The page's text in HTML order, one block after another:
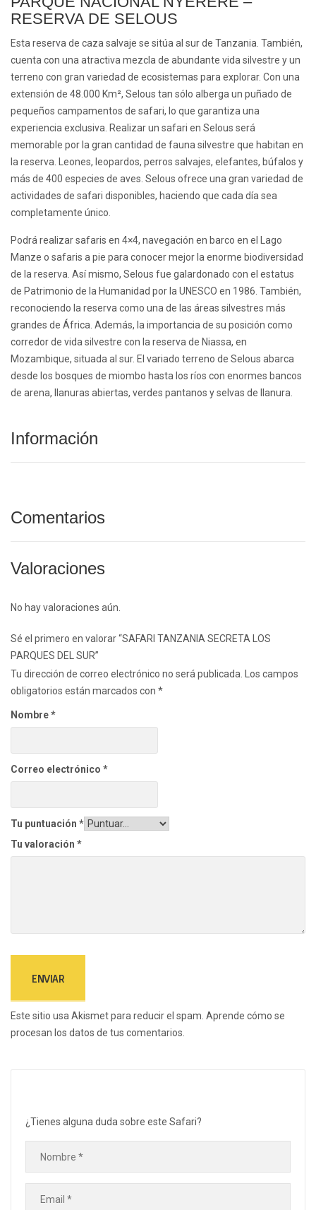
RESERVA DE SELOUS
Esta reserva de caza salvaje se sitúa al sur de Tanzania. También,
cuenta con una atractiva mezcla de abundante vida silvestre y un
terreno con gran variedad de ecosistemas para explorar. Con una
extensión de 48.000 Km², Selous tan sólo alberga un puñado de
pequeños campamentos de safari, lo que garantiza una
experiencia exclusiva. Realizar un safari en Selous será
memorable por la gran cantidad de fauna silvestre que habitan en
la reserva. Leones, leopardos, perros salvajes, elefantes, búfalos y
más de 400 especies de aves. Selous ofrece una gran variedad de
actividades de safari disponibles, haciendo que cada día sea
completamente único.
Podrá realizar safaris en 4×4, navegación en barco en el Lago
Manze o safaris a pie para conocer mejor la enorme biodiversidad
de la reserva. Así mismo, Selous fue galardonado con el estatus
de Patrimonio de la Humanidad por la UNESCO en 1986. También,
reconociendo la reserva como una de las áreas silvestres más
grandes de África. Además, la importancia de su posición como
corredor de vida silvestre con la reserva de Niassa, en
Mozambique, situada al sur. El variado terreno de Selous abarca
desde los bosques de miombo hasta los ríos con enormes bancos
de arena, llanuras abiertas, verdes pantanos y selvas de llanura.
Información
Comentarios
Valoraciones
No hay valoraciones aún.
Sé el primero en valorar “SAFARI TANZANIA SECRETA LOS
PARQUES DEL SUR”
Tu dirección de correo electrónico no será publicada.
Los campos
obligatorios están marcados con *
Nombre*
Correo electrónico *
Tu puntuación *
Tu valoración *
Este sitio usa Akismet para reducir el spam. Aprende cómo se
procesan los datos de tus comentarios.
¿Tienes alguna duda sobre este Safari?